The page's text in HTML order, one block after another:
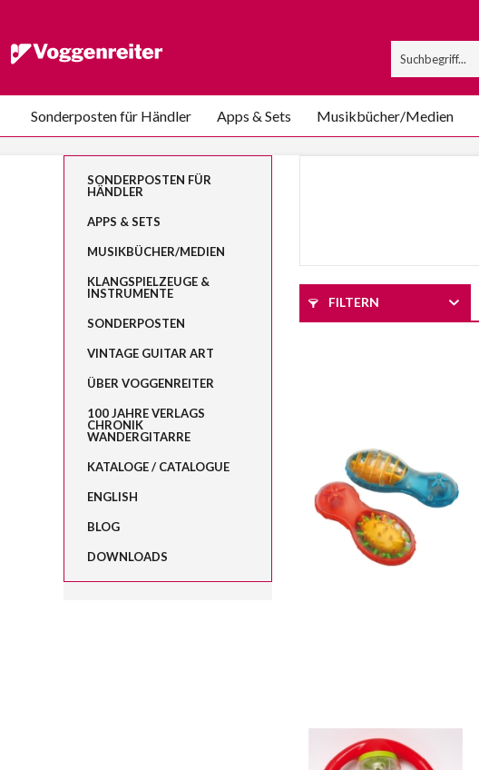
Sonderposten für Händler Apps & Sets Musikbücher/Medien
SONDERPOSTEN FÜR
HÄNDLER
APPS & SETS
MUSIKBÜCHER/MEDIEN
KLANGSPIELZEUGE &
INSTRUMENTE
SONDERPOSTEN
VINTAGE GUITAR ART
ÜBER VOGGENREITER
100 JAHRE VERLAGS
CHRONIK
WANDERGITARRE
KATALOGE / CATALOGUE
ENGLISH
BLOG
DOWNLOADS
FILTERN